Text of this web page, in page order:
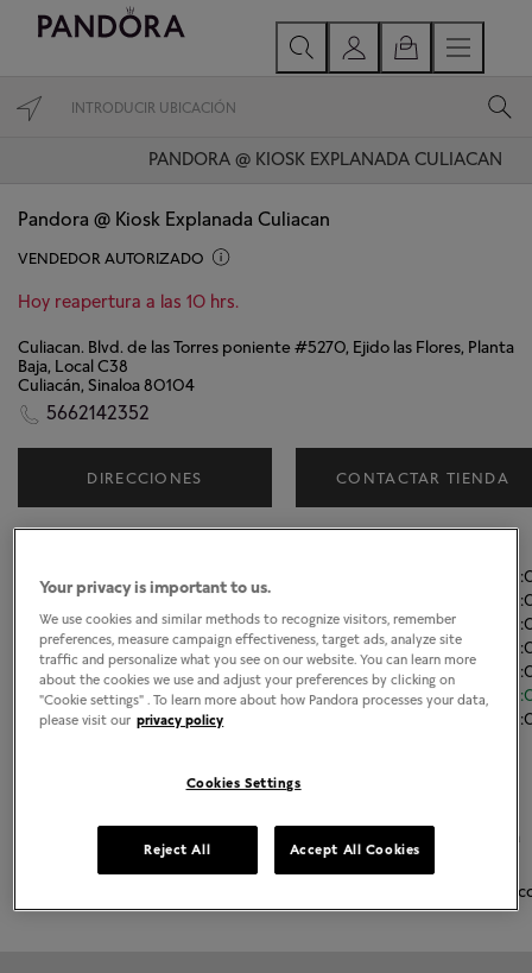
PANDORA @ KIOSK EXPLANADA CULIACAN
Pandora @ Kiosk Explanada Culiacan
VENDEDOR AUTORIZADO
Hoy reapertura a las 10 hrs.
Culiacan. Blvd. de las Torres poniente #5270, Ejido las Flores, Planta
Baja, Local C38
Culiacán, Sinaloa 80104
5662142352
DIRECCIONES CONTACTAR TIENDA
Martes
Miércoles
10:00
Jueves
10:00
Viernes
10:00
Sábado
10:00
Domingo
La más alta calidad de oro 14K, plata esterlina y metales Pandora
Pandora Charms, brazaletes, anillos, aretes y collares
Your privacy is important to us.
We use cookies and similar methods to recognize visitors, remember
preferences, measure campaign effectiveness, target ads, analyze site
traffic and personalize what you see on our website. You can learn more
about the cookies we use and adjust your preferences by clicking on
"Cookie settings" . To learn more about how Pandora processes your data,
please visit our privacy policy
Cookies Settings
Reject All Accept All Cookies